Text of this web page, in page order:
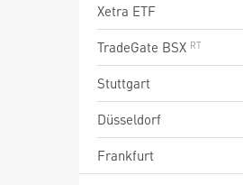
Xetra ETF
TradeGate BSX
Stuttgart
Düsseldorf
Frankfurt